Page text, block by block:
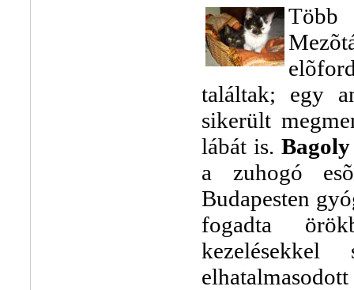
Több
találtak; egy
sikerült
lábát is.
a zuhogó
Budapesten
fogadta
elhatalmasodott